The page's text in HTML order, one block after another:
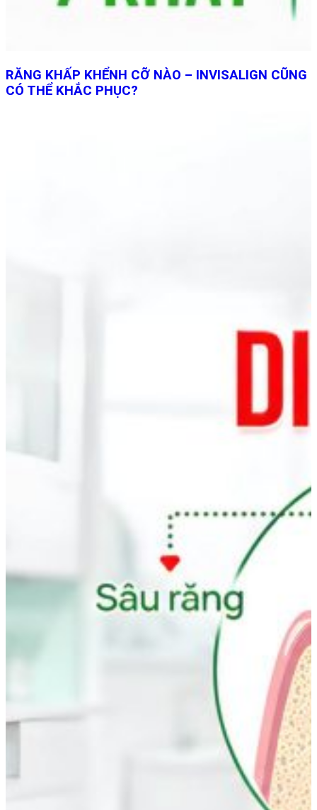
RĂNG KHẤP KHỂNH CỠ NÀO – INVISALIGN CŨNG
CÓ THỂ KHẮC PHỤC?